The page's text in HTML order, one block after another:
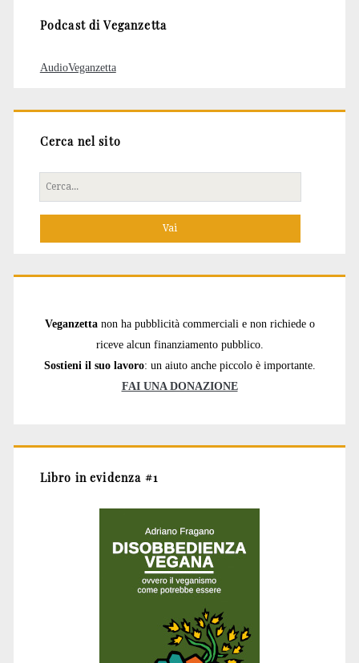
Podcast di Veganzetta
AudioVeganzetta
Cerca nel sito
Cerca
per:
Veganzetta non ha pubblicità commerciali e non richiede o
riceve alcun finanziamento pubblico.
Sostieni il suo lavoro: un aiuto anche piccolo è importante.
FAI UNA DONAZIONE
Libro in evidenza #1